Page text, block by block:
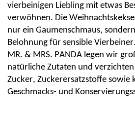
vierbeinigen Liebling mit etwas
verwöhnen. Die
nur ein Gaumenschmaus,
Belohnung für sensible Vierbeiner.
MR. & MRS. PANDA legen wir
natürliche Zutaten und
Zucker, Zuckerersatzstoffe sowie
Geschmacks- und